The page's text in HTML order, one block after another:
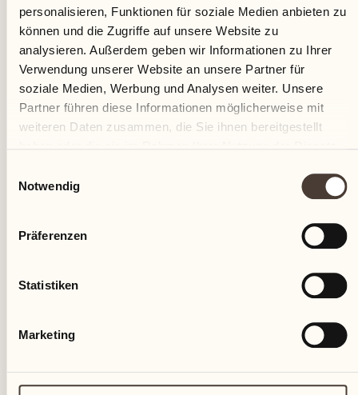
personalisieren, Funktionen für soziale Medien anbieten zu
können und die Zugriffe auf unsere Website zu
analysieren. Außerdem geben wir Informationen zu Ihrer
Verwendung unserer Website an unsere Partner für
soziale Medien, Werbung und Analysen weiter. Unsere
Partner führen diese Informationen möglicherweise mit
weiteren Daten zusammen, die Sie ihnen bereitgestellt
Notwendig
Präferenzen
Statistiken
Marketing
MEHR ENTDECKEN
27